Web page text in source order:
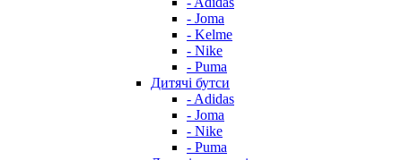
- Joma
- Kelme
- Nike
- Puma
Дитячі бутси
- Adidas
- Joma
- Nike
- Puma